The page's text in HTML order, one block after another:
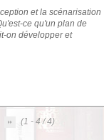
et la scénarisation
ce qu'un plan de
on développer et
(1 - 4 / 4)